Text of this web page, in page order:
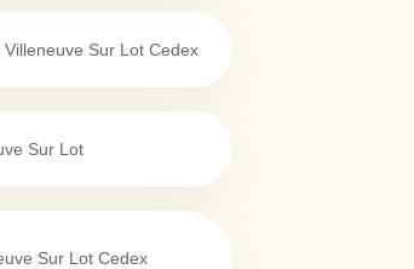
Villeneuve Sur Lot Cedex
Sur Lot
Sur Lot Cedex